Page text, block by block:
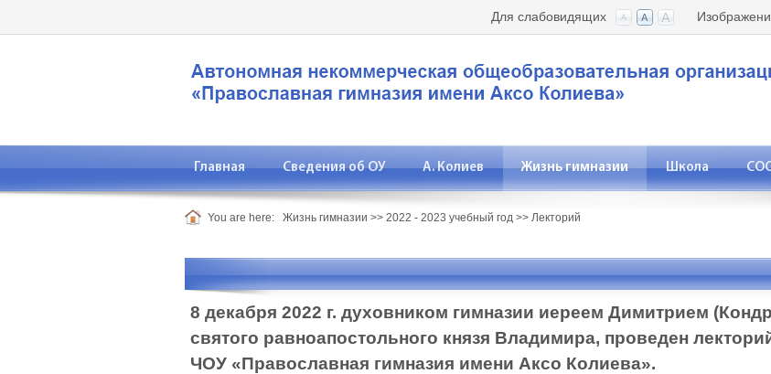
Для слабовидящих
Главная Сведения об ОУ А. Колиев Жизнь гимназии Школа
You are here: Жизнь гимназии >> 2022 - 2023 учебный год >> Лекторий
8 декабря 2022 г. духовником гимназии иереем Димитрием
святого равноапостольного князя Владимира, проведен
ЧОУ «Православная гимназия имени Аксо Колиева».